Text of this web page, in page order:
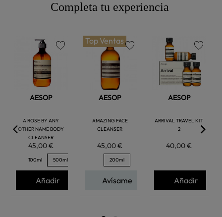
Completa tu experiencia
AESOP
A ROSE BY ANY
OTHER NAME BODY
CLEANSER
45,00 €
100ml 500ml
Añadir
Top Ventas
AESOP
AMAZING FACE
CLEANSER
45,00 €
200ml
Avísame
AESOP
ARRIVAL TRAVEL KIT
2
40,00 €
favorite
Añadir